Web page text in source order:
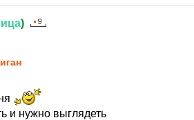
)
и нужно выглядеть